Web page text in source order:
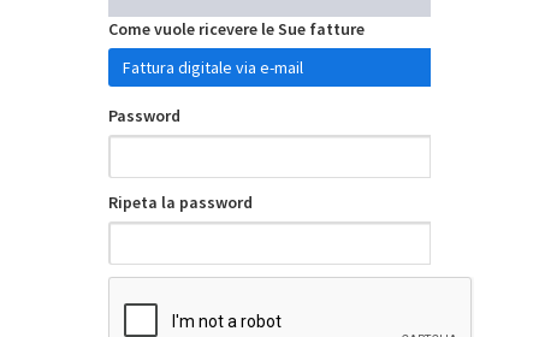
Come vuole ricevere le Sue fatture
Password
Ripeta la password